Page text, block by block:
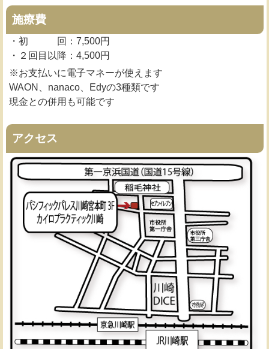
施療費
・初 回：7,500円
・２回目以降：4,500円
※お支払いに電子マネーが使えます
WAON、nanaco、Edyの3種類です
現金との併用も可能です
アクセス